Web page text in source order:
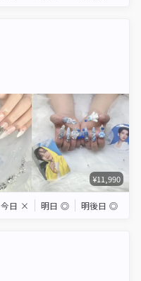
¥11,990
今日 × 明日 ◎ 明後日 ◎